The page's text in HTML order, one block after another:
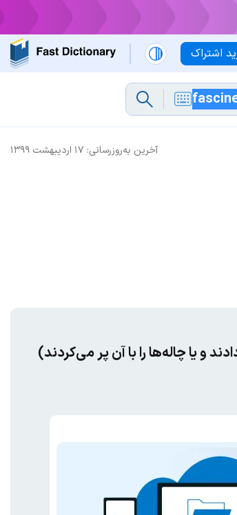
اشتراک
آخرین به‌روزرسانی: ۱۷ اردیبهشت ۱۳۹۹
و یا چاله‌ها را با آن پر می‌کردند)